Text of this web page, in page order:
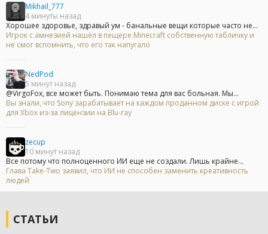
Mikhail_777
4 минуты назад
Хорошее здоровье, здравый ум - банальные вещи которые часто не...
Игрок с амнезией нашёл в пещере Minecraft собственную табличку и
не смог вспомнить, что его так напугало
NedPod
5 минут назад
@VirgoFox, все может быть. Понимаю тема для вас больная. Мы...
Вы знали, что Sony зарабатывает на каждом проданном диске с игрой
для Xbox из-за лицензии на Blu-ray
zecup
10 минут назад
Все потому что полноценного ИИ еще не создали. Лишь крайне...
Глава Take-Two заявил, что ИИ не способен заменить креативность
людей
СТАТЬИ